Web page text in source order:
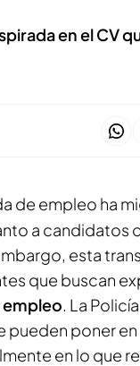
en el CV
de empleo ha
a candidatos
esta
que buscan
empleo. La
poner en
en lo que